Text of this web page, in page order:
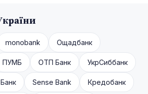
monobank Ощадбанк
ПУМБ ОТП Банк УкрСиббанк
Sense Bank Кредобанк